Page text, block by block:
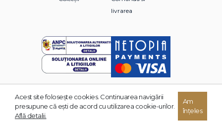
livrarea
© 2026 Grupul Editorial TREI. Toate drepturile rezervate.
Acest site foloseşte cookies. Continuarea navigării
presupune că eşti de acord cu utilizarea cookie-urilor.
Află detalii.
Am
înțeles